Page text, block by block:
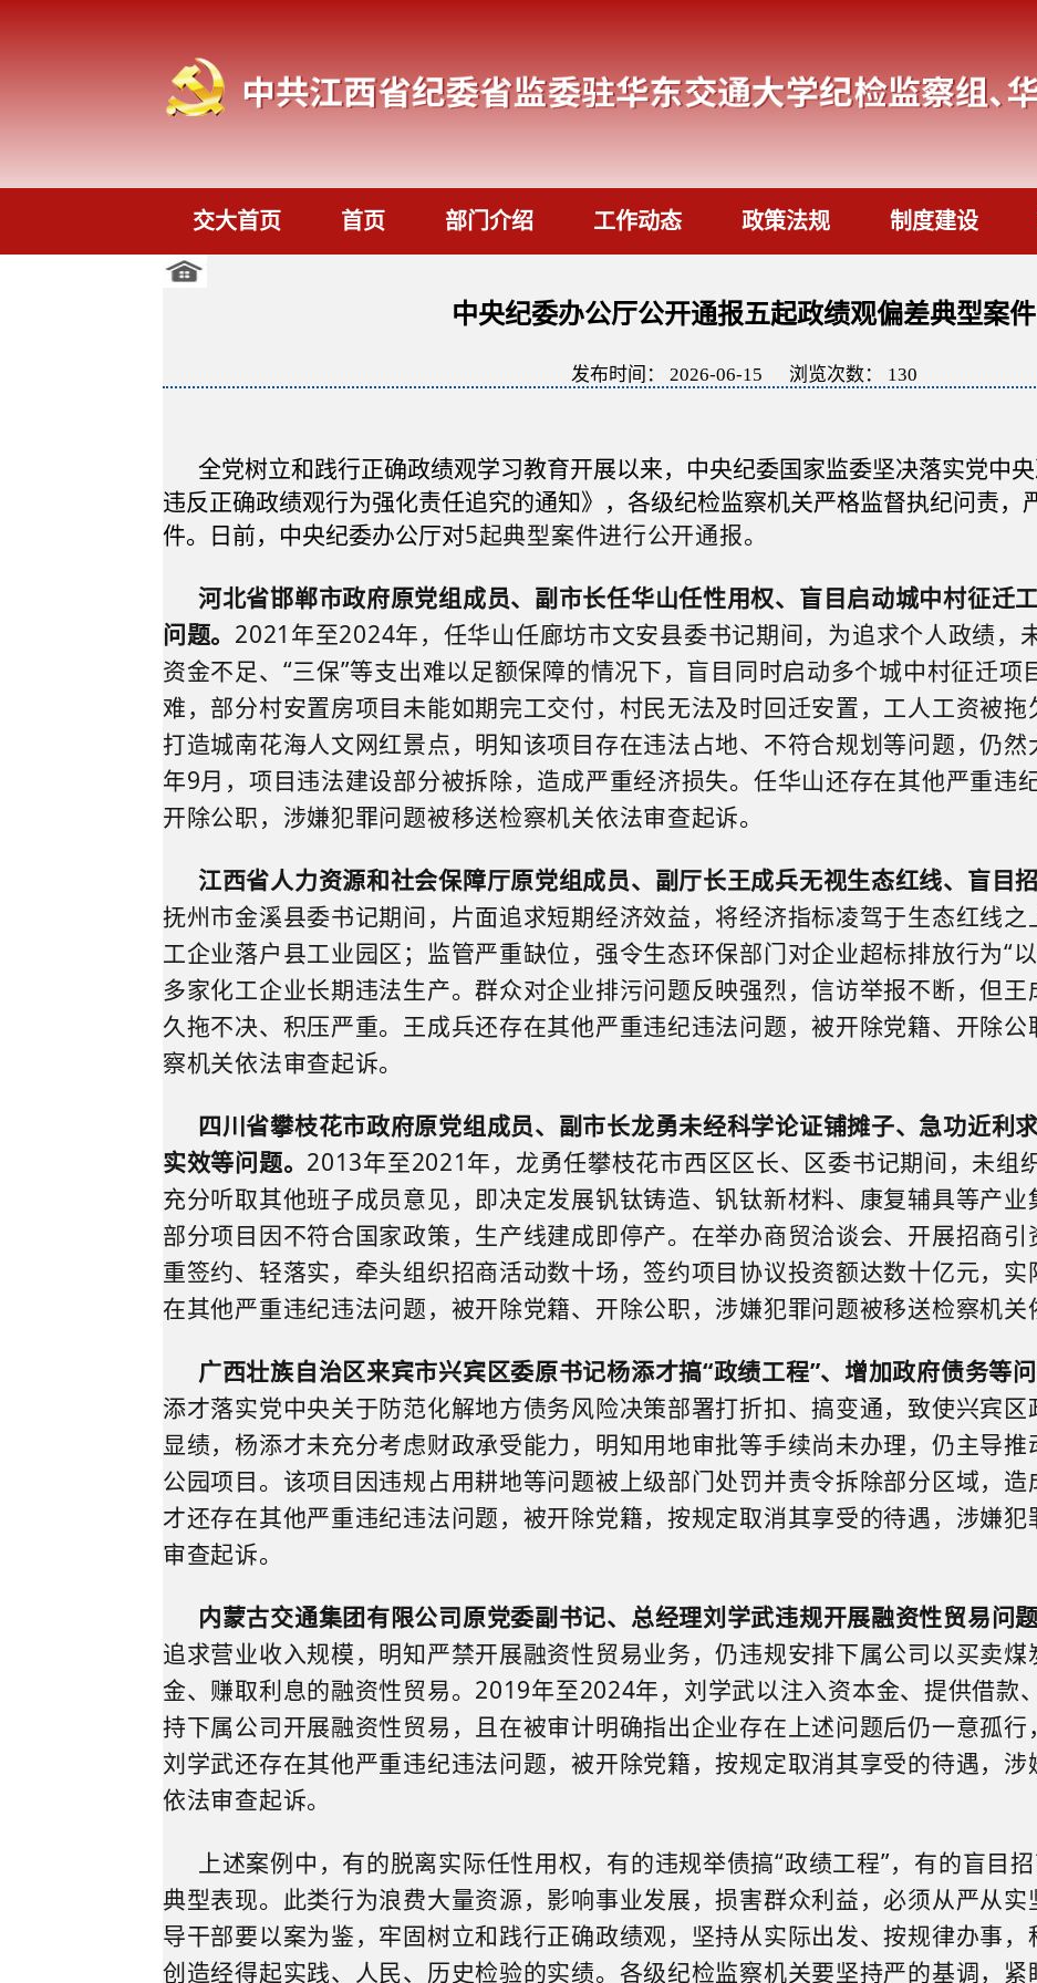
交大首页 首页 部门介绍 工作动态 政策法规 制度建设
中央纪委办公厅公开通报五起政绩观偏差典型案件
发布时间： 2026-06-15 浏览次数： 130
全党树立和践行正确政绩观学习教育开展以来，中央纪委国家监委坚决落实党中
违反正确政绩观行为强化责任追究的通知》，各级纪检监察机关严格监督执纪问责，
件。日前，中央纪委办公厅对5起典型案件进行公开通报。
河北省邯郸市政府原党组成员、副市长任华山任性用权、盲目启动城中村征迁
问题。 2021 年至2024年，任华山任廊坊市文安县委书记期间，为追求个人政绩，
资金不足、“三保”等支出难以足额保障的情况下，盲目同时启动多个城中村征迁项
难，部分村安置房项目未能如期完工交付，村民无法及时回迁安置，工人工资被拖
打造城南花海人文网红景点，明知该项目存在违法占地、不符合规划等问题，仍然
年9月，项目违法建设部分被拆除，造成严重经济损失。任华山还存在其他严重违
开除公职，涉嫌犯罪问题被移送检察机关依法审查起诉。
江西省人力资源和社会保障厅原党组成员、副厅长王成兵无视生态红线、盲目招
抚州市金溪县委书记期间， 片面追求短期经济效益，将经济指标凌驾于生态红线之
工企业落户县工业园区；监管严重缺位，强令生态环保部门对企业超标排放行为“
多家化工企业长期违法生产。群众对企业排污问题反映强烈，信访举报不断，但王
久拖不决、 积压严重。 王成兵还存在其他严重违纪违法问题，被开除党籍、开除
察机关依法审查起诉。
四川省攀枝花市政府原党组成员、副市长龙勇未经科学论证铺摊子、急功近利
实效等问题。 2013年至2021年，龙勇任攀枝花市西区区长、区委书记期间，未组
充分听取其他班子成员意见，即决定发展钒钛铸造、钒钛新材料、康复辅具等产业
部分项目因不符合国家政策，生产线建成即停产。在举办商贸洽谈会、开展招商引
重签约、轻落实，牵头组织招商活动数十场，签约项目协议投资额达数十亿元，实
在其他严重违纪违法问题，被开除党籍、开除公职，涉嫌犯罪问题被移送检察机关
广西壮族自治区来宾市兴宾区委原书记杨添才搞“政绩工程”、增加政府债务等问
添才落实党中央关于防范化解地方债务风险决策部署打折扣、搞变通，致使兴宾区
显绩，杨添才未充分考虑财政承受能力，明知用地审批等手续尚未办理，仍主导
公园项目。 该项目因违规占用耕地等问题被上级部门处罚并责令拆除部分区域，造
才还存在其他严重违纪违法问题，被开除党籍， 按规定取消其享受的待遇， 涉嫌犯
审查起诉。
内蒙古交通集团有限公司原党委副书记、总经理刘学武违规开展融资性贸易问题
追求营业收入规模，明知严禁开展融资性贸易业务，仍违规安排下属公司以买卖
金、赚取利息的融资性贸易。 2019年至2024年，刘学武以注入资本金、提供借款
持下属公司开展融资性贸易，且在被审计明确指出企业存在上述问题后仍一意孤行
刘学武还存在其他严重违纪违法问题，被开除党籍，按规定取消其享受的待遇，
依法审查起诉。
上述案例中，有的脱离实际任性用权，有的违规举债搞“政绩工程”，有的盲目
典型表现。此类行为浪费大量资源，影响事业发展，损害群众利益，必须从严从
导干部要以案为鉴，牢固树立和践行正确政绩观，坚持从实际出发、按规律办事
创造经得起实践、人民、历史检验的实绩。各级纪检监察机关要坚持严的基调，